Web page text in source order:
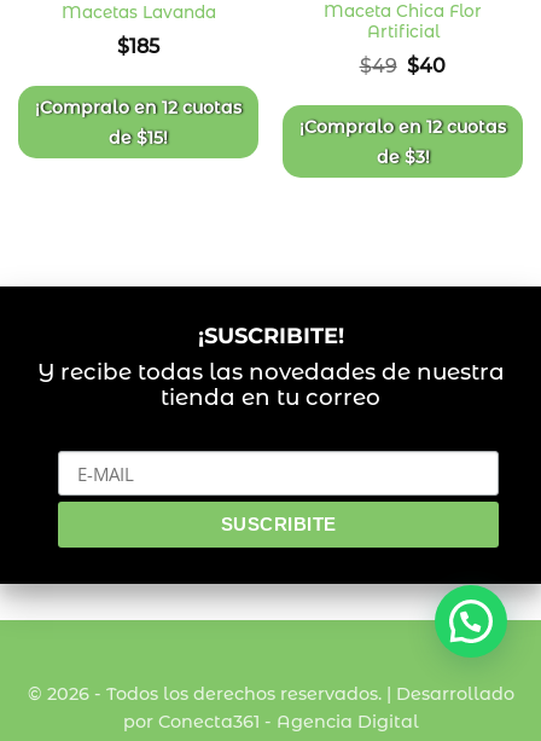
de
deseos
Macetas Lavanda
$185
¡Compralo en12 cuotas
de$15!
Maceta Chica Flor
Artificial
$49 El
original
era:
$49.
$40El
actual
es:
¡Compralo en12 cuotas
de$3!
¡SUSCRIBITE!
Y recibe todas las novedades de nuestra
tienda en tu correo
© 2026 - Todos los derechos reservados. | Desarrollado
por Conecta361 - Agencia Digital